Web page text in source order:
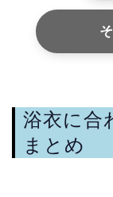
浴衣に合
まとめ